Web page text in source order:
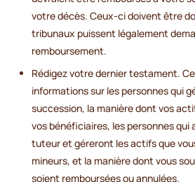
votre décès. Ceux-ci doivent être
tribunaux puissent légalement
remboursement.
Rédigez votre dernier testament.
informations sur les personnes qui
succession, la manière dont vos
vos bénéficiaires, les personnes
tuteur et géreront les actifs que
mineurs, et la manière dont vous
soient remboursées ou annulées.